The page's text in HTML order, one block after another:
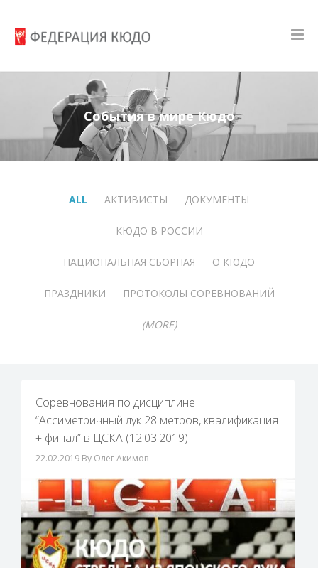
События в мире Кюдо
ALL АКТИВИСТЫ ДОКУМЕНТЫ
КЮДО В РОССИИ
НАЦИОНАЛЬНАЯ СБОРНАЯ О КЮДО
ПРАЗДНИКИ ПРОТОКОЛЫ СОРЕВНОВАНИЙ
(MORE)
Cоревнования по дисциплине
“Ассиметричный лук 28 метров, квалификация
+ финал” в ЦСКА (12.03.2019)
22.02.2019 By Олег Акимов